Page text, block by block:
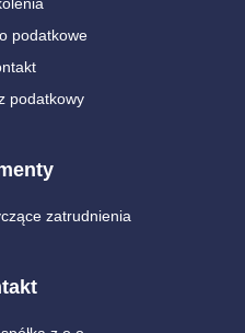
podatkowe
podatkowy
zatrudnienia